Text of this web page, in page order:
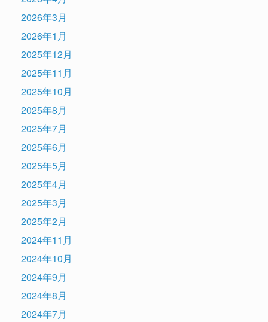
2026年3月
2026年1月
2025年12月
2025年11月
2025年10月
2025年8月
2025年7月
2025年6月
2025年5月
2025年4月
2025年3月
2025年2月
2024年11月
2024年10月
2024年9月
2024年8月
2024年7月